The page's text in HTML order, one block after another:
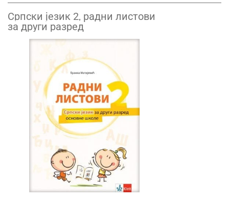
Српски језик 2, радни листови
за други разред